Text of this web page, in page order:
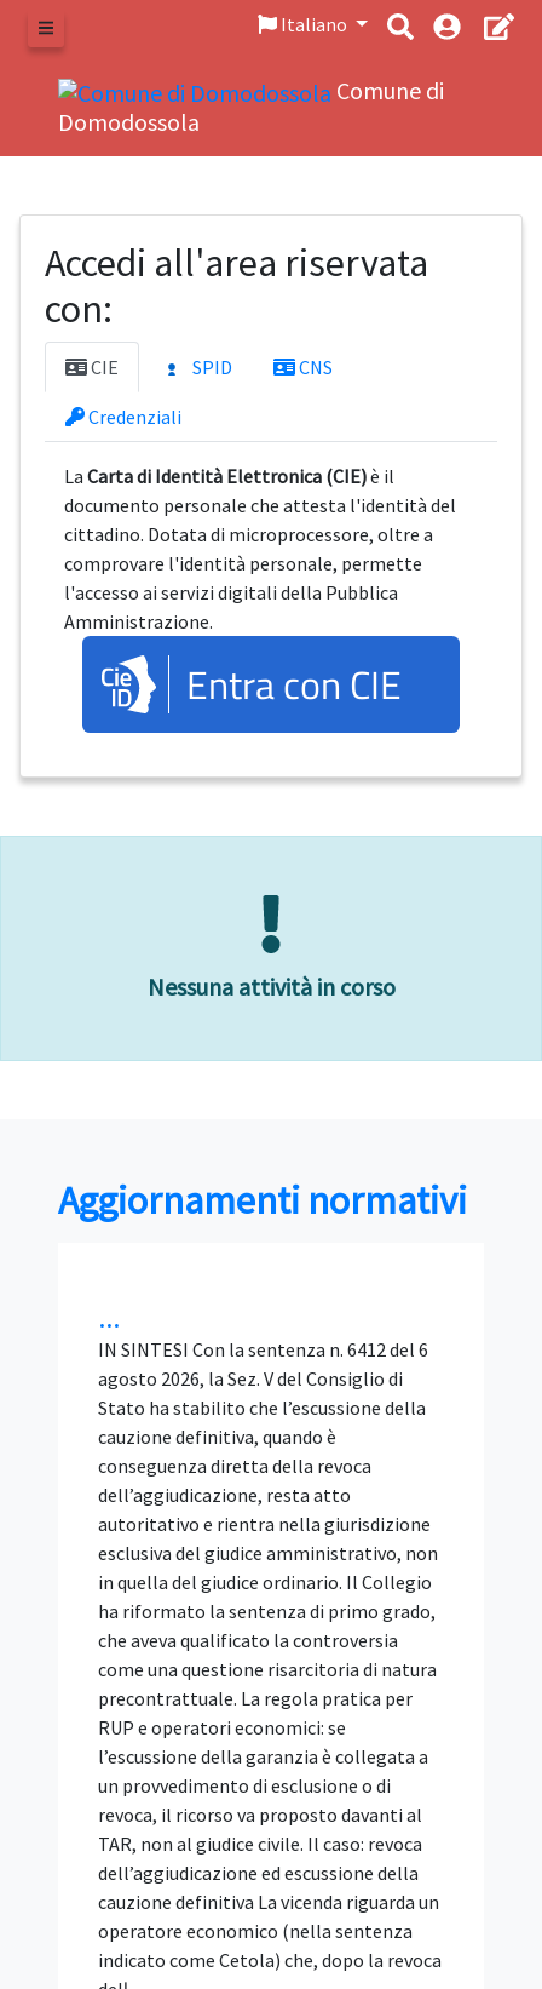
Menu
Italiano
Comune di
Domodossola
Accedi all'area riservata
con:
CIE SPID CNS
Credenziali
La Carta di Identità Elettronica (CIE)è il
documento personale che attesta l'identità del
cittadino. Dotata di microprocessore, oltre a
comprovare l'identità personale, permette
l'accesso ai servizi digitali della Pubblica
Amministrazione.
Entra con CIE
Nessuna attività in corso
Aggiornamenti normativi
Bando tipo ANAC 2/2026 SIA:
requisiti, BIM e verifiche del
RUP nelle gare di
ingegneria...
IN SINTESI Il Bando tipo ANAC n. 2/2026 è
lo schema di disciplinare per
l'affidamento, con procedura aperta e
offerta economicamente più
vantaggiosa, dei servizi di architettura e
ingegneria (SIA) di importo pari o
superiore alle soglie europee. È stato
approvato con delibera n. 153 del 15
aprile 2026, pubblicato in Gazzetta
Ufficiale (Serie Generale n. 111 del 15
maggio 2026) ed è vincolante per le
stazioni appaltanti dal 30 maggio 2026.
La Relazione illustrativa che lo
accompagna spiega le scelte
dell'Autorità, richiama le prime pronunce
e approfondisce i temi segnalati dagli
operatori: requisiti di partecipazione,
servizi di punta, gestione informativa
digitale (BIM), subappalto e avvalimento.